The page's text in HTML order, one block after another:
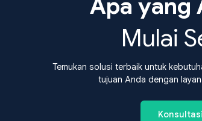
Apa yang
Mulai
Temukan solusi terbaik untuk
tujuan Anda dengan